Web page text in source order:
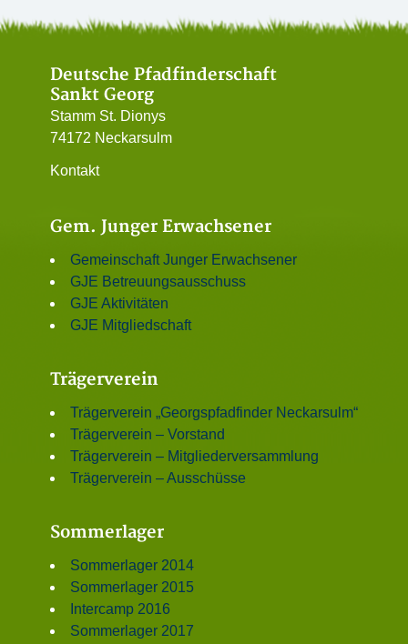
Deutsche Pfadfinderschaft
Sankt Georg
Stamm St. Dionys
74172 Neckarsulm
Kontakt
Gem. Junger Erwachsener
Gemeinschaft Junger Erwachsener
GJE Betreuungsausschuss
GJE Aktivitäten
GJE Mitgliedschaft
Trägerverein
Trägerverein „Georgspfadfinder Neckarsulm“
Trägerverein – Vorstand
Trägerverein – Mitgliederversammlung
Trägerverein – Ausschüsse
Sommerlager
Sommerlager 2014
Sommerlager 2015
Intercamp 2016
Sommerlager 2017